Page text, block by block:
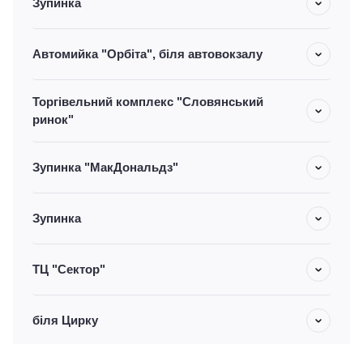
Зупинка
Автомийка "Орбіта", біля автовокзалу
Торгівельний комплекс "Словянський
ринок"
Зупинка "МакДональдз"
Зупинка
ТЦ "Сектор"
біля Цирку